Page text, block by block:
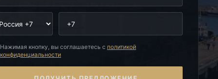
Нажимая кнопку, вы соглашаетесь с политикой
конфиденциальности